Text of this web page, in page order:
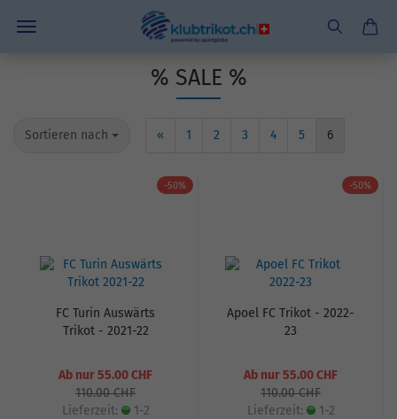
% SALE %
Sortieren nach « 1 2 3 4 5 6
-50%
FC Turin Auswärts
Trikot - 2021-22
Ab nur 55.00 CHF
110.00 CHF
Lieferzeit:
1-2
-50%
Apoel FC Trikot - 2022-
23
Ab nur 55.00 CHF
110.00 CHF
Lieferzeit:
1-2